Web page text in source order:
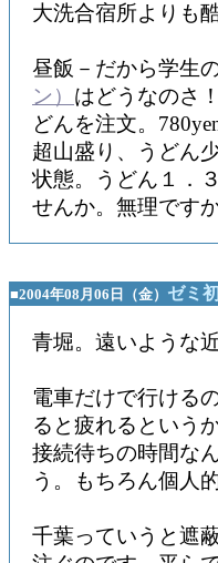
大洗合宿所よりも
昼飯－だから学生
ン） はどうなのさ
どんを注文。
超山盛り、うどん
状態。うどん１．
せんか。無理です
■2004年08月06日（金） ゼミ
青堀。遠いような
電車だけで行ける
ると疲れるという
接続待ちの時間な
う。もちろん個人
千葉っていうと遮